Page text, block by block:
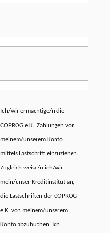
Ich/wir ermächtige/n die
COPROG e.K., Zahlungen von
meinem/unserem Konto
mittels Lastschrift einzuziehen.
Zugleich weise/n ich/wir
mein/unser Kreditinstitut an,
die Lastschriften der COPROG
e.K. von meinem/unserem
Konto abzubuchen. Ich